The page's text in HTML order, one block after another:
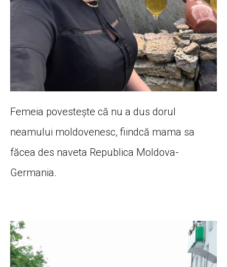
Femeia povestește că nu a dus dorul
neamului moldovenesc, fiindcă mama sa
făcea des naveta Republica Moldova-
Germania.